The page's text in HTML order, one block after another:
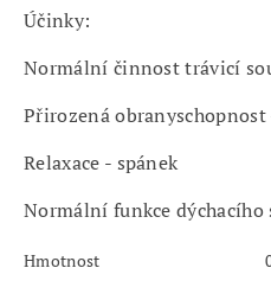
Účinky:
Normální činnost trávicí
Přirozená
Relaxace - spánek
Normální funkce dýchacího
Hmotnost